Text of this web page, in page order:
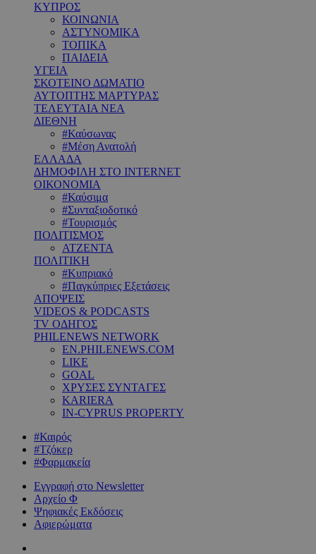
ΚΥΠΡΟΣ
ΚΟΙΝΩΝΙΑ
ΑΣΤΥΝΟΜΙΚΑ
ΤΟΠΙΚΑ
ΠΑΙΔΕΙΑ
ΥΓΕΙΑ
ΣΚΟΤΕΙΝΟ ΔΩΜΑΤΙΟ
ΑΥΤΟΠΤΗΣ ΜΑΡΤΥΡΑΣ
ΤΕΛΕΥΤΑΙΑ ΝΕΑ
ΔΙΕΘΝΗ
#Καύσωνας
#Μέση Ανατολή
ΕΛΛΑΔΑ
ΔΗΜΟΦΙΛΗ ΣΤΟ INTERNET
ΟΙΚΟΝΟΜΙΑ
#Καύσιμα
#Συνταξιοδοτικό
#Τουρισμός
ΠΟΛΙΤΙΣΜΟΣ
ΑΤΖΕΝΤΑ
ΠΟΛΙΤΙΚΗ
#Κυπριακό
#Παγκύπριες Εξετάσεις
ΑΠΟΨΕΙΣ
VIDEOS & PODCASTS
TV ΟΔΗΓΟΣ
PHILENEWS NETWORK
EN.PHILENEWS.COM
LIKE
GOAL
ΧΡΥΣΕΣ ΣΥΝΤΑΓΕΣ
KARIERA
IN-CYPRUS PROPERTY
#Καιρός
#Τζόκερ
#Φαρμακεία
Εγγραφή στο Newsletter
Αρχείο Φ
Ψηφιακές Εκδόσεις
Αφιερώματα